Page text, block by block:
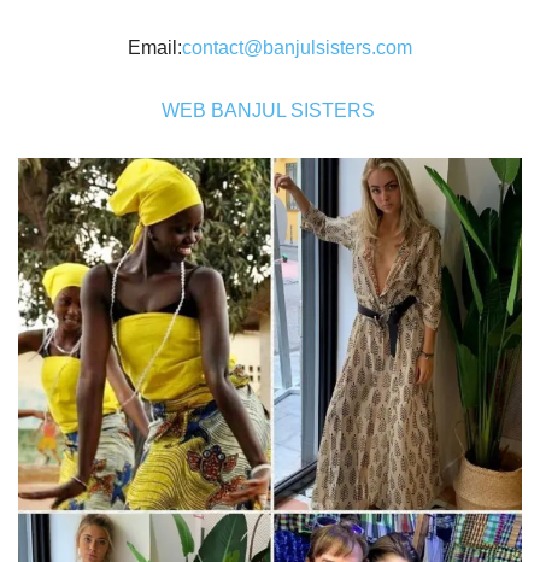
Email:contact@banjulsisters.com
WEB BANJUL SISTERS